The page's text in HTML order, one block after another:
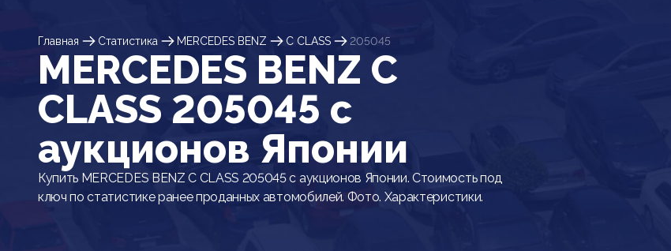
Главная Статистика MERCEDES BENZ C CLASS 205045
MERCEDES BENZ C
CLASS 205045 c
аукционов Японии
Купить MERCEDES BENZ C CLASS 205045 с аукционов Японии. Стоимость под
ключ по статистике ранее проданных автомобилей. Фото. Характеристики.